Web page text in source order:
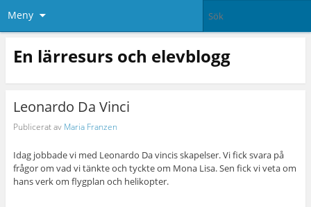
Meny
En lärresurs och elevblogg
Leonardo Da Vinci
Publicerat av Maria Franzen
Idag jobbade vi med Leonardo Da vincis skapelser. Vi fick svara på
frågor om vad vi tänkte och tyckte om Mona Lisa. Sen fick vi veta om
hans verk om flygplan och helikopter.